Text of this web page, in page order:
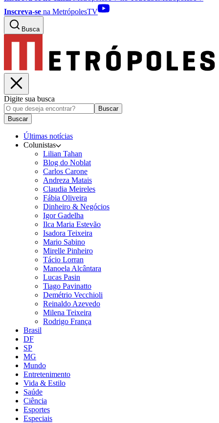
Inscreva-se na MetrópolesTV
Busca
Digite sua busca
Buscar
Buscar
Últimas notícias
Colunistas
Lilian Tahan
Blog do Noblat
Carlos Carone
Andreza Matais
Claudia Meireles
Fábia Oliveira
Dinheiro & Negócios
Igor Gadelha
Ilca Maria Estevão
Isadora Teixeira
Mario Sabino
Mirelle Pinheiro
Tácio Lorran
Manoela Alcântara
Lucas Pasin
Tiago Pavinatto
Demétrio Vecchioli
Reinaldo Azevedo
Milena Teixeira
Rodrigo França
Brasil
DF
SP
MG
Mundo
Entretenimento
Vida & Estilo
Saúde
Ciência
Esportes
Especiais